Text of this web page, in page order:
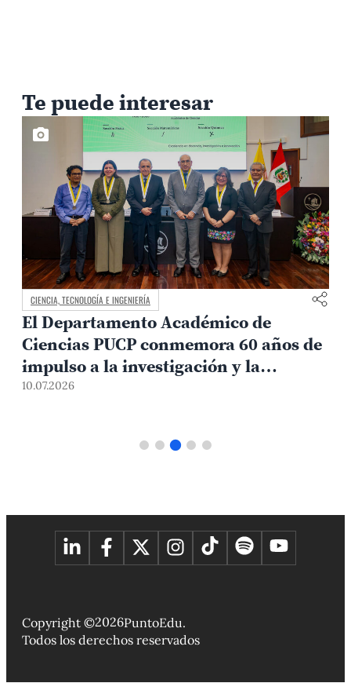
Te puede interesar
CIENCIA, TECNOLOGÍA E INGENIERÍA
El Departamento Académico de
Ciencias PUCP conmemora 60 años de
impulso a la investigación y la
formación científica
10.07.2026
Copyright ©2026PuntoEdu.
Todos los derechos reservados